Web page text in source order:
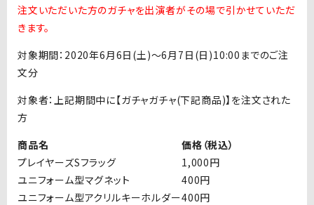
注文いただいた方のガチャを出演者がその場で引かせていただ
きます。
対象期間：2020年6月6日(土)〜6月7日(日)10:00までのご注
文分
対象者：上記期間中に【ガチャガチャ(下記商品)】を注文された
方
商品名
価格（税込）
プレイヤーズSフラッグ
1,000円
ユニフォーム型マグネット
400円
ユニフォーム型アクリルキーホルダー400円